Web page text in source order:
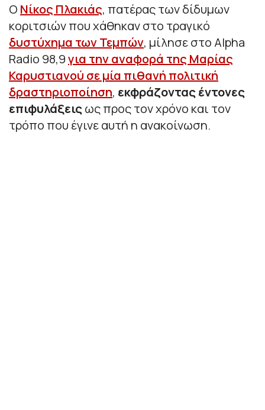
Ο Νίκος Πλακιάς, πατέρας των δίδυμων
κοριτσιών που χάθηκαν στο τραγικό
δυστύχημα των Τεμπών, μίλησε στο Alpha
Radio 98,9για την αναφορά της Μαρίας
Καρυστιανού σε μία πιθανή πολιτική
δραστηριοποίηση, εκφράζοντας έντονες
επιφυλάξειςως προς τον χρόνο και τον
τρόπο που έγινε αυτή η ανακοίνωση.